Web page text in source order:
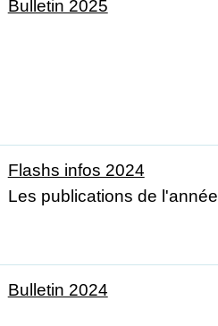
Bulletin 2025
Flashs infos 2024
Les publications de l'année
Bulletin 2024